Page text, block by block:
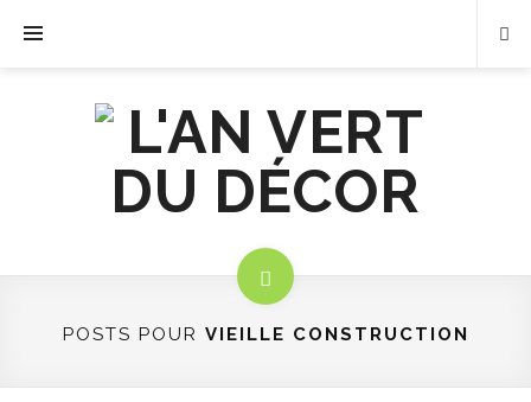
POSTS POUR VIEILLE CONSTRUCTION